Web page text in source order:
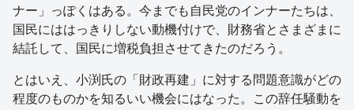
ナー」っぽくはある。今までも自民党のインナーたちは、
国民にははっきりしない動機付けで、財務省とさまざまに
結託して、国民に増税負担させてきたのだろう。
とはいえ、小渕氏の「財政再建」に対する問題意識がどの
程度のものかを知るいい機会にはなった。この辞任騒動を